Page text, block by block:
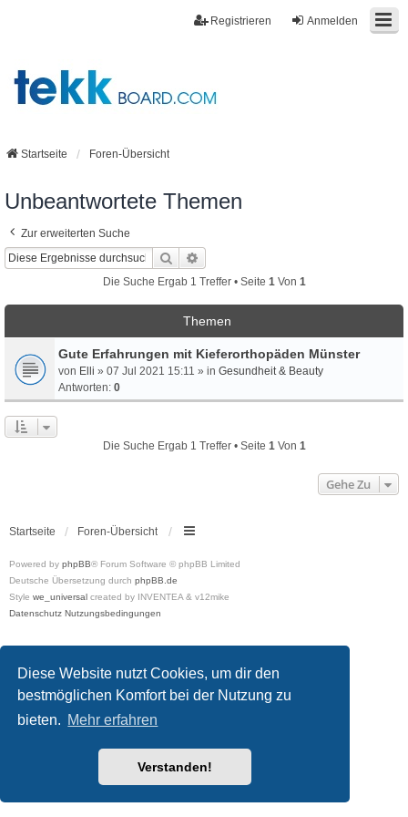
Diese Website nutzt Cookies, um dir den
bestmöglichen Komfort bei der Nutzung zu
bieten. Mehr erfahren
Verstanden!
Anmelden
Registrieren
Startseite Foren-Übersicht
Unbeantwortete Themen
Zur erweiterten Suche
Suche
Die Suche Ergab 1 Treffer • Seite 1Von 1
Themen
Gute Erfahrungen mit Kieferorthopäden Münster
von Elli » 07 Jul 2021 15:11 » in Gesundheit & Beauty
Antworten: 0
Die Suche Ergab 1 Treffer • Seite 1Von 1
Gehe Zu
Startseite Foren-Übersicht
Powered by phpBB® Forum Software © phpBB Limited
Deutsche Übersetzung durch phpBB.de
Style we_universal created by INVENTEA & v12mike
Datenschutz Nutzungsbedingungen